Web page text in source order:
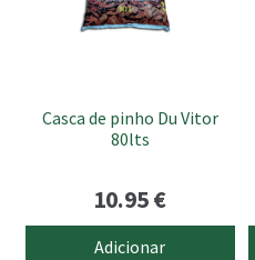
Casca de pinho Du Vitor
80lts
10.95€
Adicionar